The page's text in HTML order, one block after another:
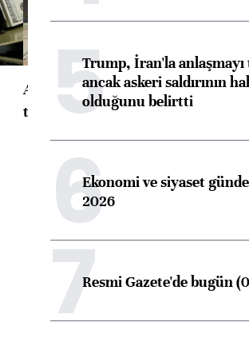
ABD'de konut başlangıçları
toparlandı
5Trump, İran'la
ancak askeri saldırının
olduğunu belirtti
6Ekonomi ve siyaset
2026
7Resmi Gazete'de bugün